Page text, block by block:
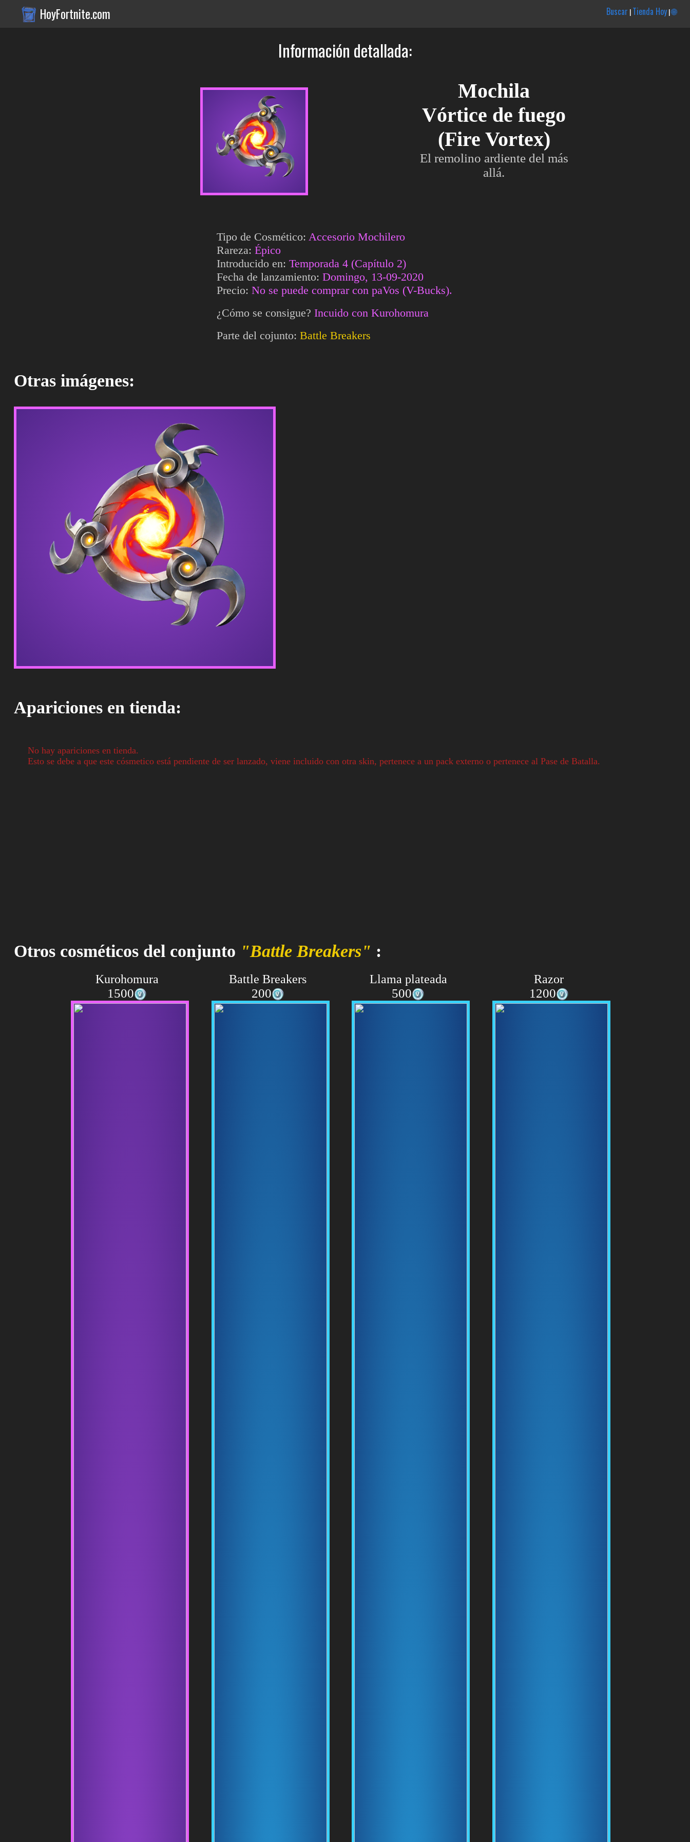
HoyFortnite.com Buscar |Tienda Hoy|🌐
Información detallada:
Mochila
Vórtice de fuego
(Fire Vortex)
El remolino ardiente del más
allá.
Tipo de Cosmético: Accesorio Mochilero
Rareza: Épico
Introducido en: Temporada 4 (Capítulo 2)
Fecha de lanzamiento: Domingo, 13-09-2020
Precio: No se puede comprar con paVos (V-Bucks).
¿Cómo se consigue? Incuido con Kurohomura
Parte del cojunto: Battle Breakers
Otras imágenes:
Apariciones en tienda:
No hay apariciones en tienda.
Esto se debe a que este cósmetico está pendiente de ser lanzado, viene incluido con otra skin, pertenece a un pack externo o pertenece al Pase de Batalla.
Otros cosméticos del conjunto "Battle Breakers" :
Kurohomura
1500
Battle Breakers
200
Llama plateada
500
Razor
1200